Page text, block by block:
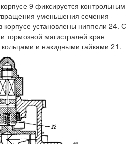
9 фиксируется контрольным
уменьшения сечения
корпусе установлены ниппели 24. С
тормозной магистралей кран
и накидными гайками 21.